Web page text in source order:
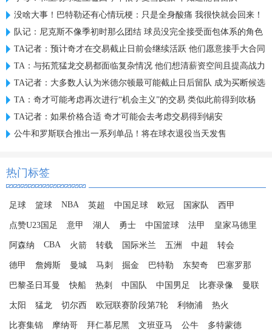
没啥大事！巴特勒还有心情玩梗：只是全身酸痛 我很快就会回来！
队记：尼克斯不像季初时那么团结 球员没完全接受面包体系的角色
TA记者：预计奇才在交易截止日前会继续活跃 他们愿意接手大合同
TA：与拓荒猛龙交易都面临复杂情况 他们想清薪资空间且提高战力
TA记者：大多数人认为米德尔顿最可能截止日后留队 成为买断候选
TA：奇才可能考虑再次进行“机会主义”的交易 类似此前得到吹杨
TA记者：如果价格合适 奇才可能会去考虑交易得到锡安
公牛和罗斯联合推出一系列单品！将在球衣退役当天发售
热门标签
足球 篮球 NBA 英超 中国足球 欧冠 国家队 西甲
点赞U23国足 意甲 湖人 勇士 中国篮球 法甲 皇家马德里
阿森纳 CBA 火箭 转载 国际米兰 五洲 中超 转会
德甲 詹姆斯 曼城 马刺 掘金 巴特勒 东契奇 巴塞罗那
巴黎圣日耳曼 快船 热刺 中国队 中国男足 比赛录像 曼联
太阳 猛龙 切尔西 欧冠联赛阶段第7轮 利物浦 热火
比赛集锦 摩纳哥 拜仁慕尼黑 文班亚马 公牛 多特蒙德